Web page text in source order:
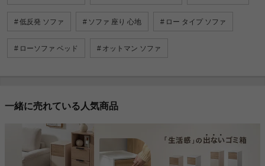
低反発 ソファ ソファ 座り 心地 ロー タイプ ソファ
ローソファ ベッド オットマン ソファ
一緒に売れている人気商品